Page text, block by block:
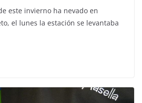
este invierno ha nevado en
el lunes la estación se levantaba